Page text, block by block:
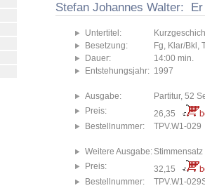
Stefan Johannes Walter:
Untertitel:
Besetzung:
Fg, Klar/Bkl,
Dauer:
14:00 min.
Entstehungsjahr: 1997
Ausgabe:
Partitur, 52
Preis:
26,35
Bestellnummer:
TPV.W1-029
Weitere Ausgabe:Stimmensatz
Preis:
32,15
Bestellnummer:
TPV.W1-